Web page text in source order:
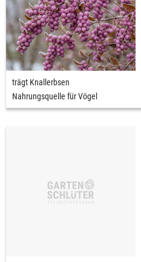
trägt Knallerbsen
Nahrungsquelle für Vögel